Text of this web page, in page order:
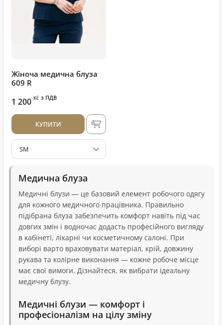
Жіноча медична блуза
609 R
1 200 Kč з ПДВ
КУПИТИ
SM
Медична блуза
Медичні блузи — це базовий елемент робочого одягу
для кожного медичного працівника. Правильно
підібрана блуза забезпечить комфорт навіть під час
довгих змін і водночас додасть професійного вигляду
в кабінеті, лікарні чи косметичному салоні. При
виборі варто враховувати матеріал, крій, довжину
рукава та колірне виконання — кожне робоче місце
має свої вимоги. Дізнайтеся, як вибрати ідеальну
медичну блузу.
Медичні блузи — комфорт і
професіоналізм на цілу зміну